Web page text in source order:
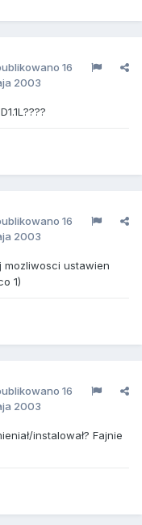
16
2003
16
2003
mozliwosci ustawien
1)
16
2003
instalował? Fajnie